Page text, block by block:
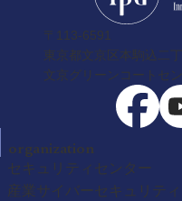
〒113-6591
東京都文京区本駒込二
文京グリーンコートセ
organization
セキュリティセンター
産業サイバーセキュリテ